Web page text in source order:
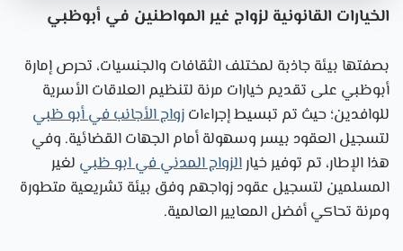
الخيارات القانونية لزواج غير المواطنين في أبوظبي
بصفتها بيئة جاذبة لمختلف الثقافات والجنسيات، تحرص إمارة
أبوظبي على تقديم خيارات مرنة لتنظيم العلاقات الأسرية
للوافدين؛ حيث تم تبسيط إجراءاتزواج الأجانب في أبو ظبي
لتسجيل العقود بيسر وسهولة أمام الجهات القضائية. وفي
هذا الإطار، تم توفير خيارالزواج المدني في ابو ظبي لغير
المسلمين لتسجيل عقود زواجهم وفق بيئة تشريعية متطورة
ومرنة تحاكي أفضل المعايير العالمية.